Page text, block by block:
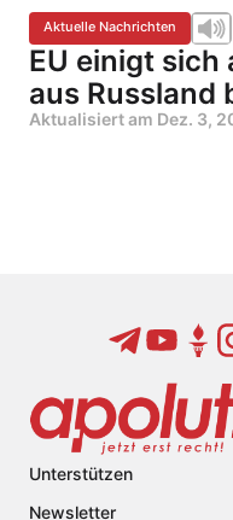
Aktuelle Nachrichten
EU einigt
aus Russland
Aktualisiert am Dez. 3,
Unterstützen
Newsletter